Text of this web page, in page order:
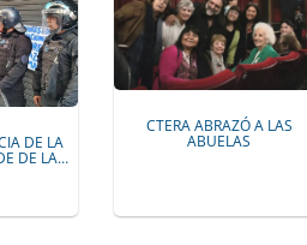
DE LA
DE LA…
CTERA ABRAZÓ A LAS
ABUELAS